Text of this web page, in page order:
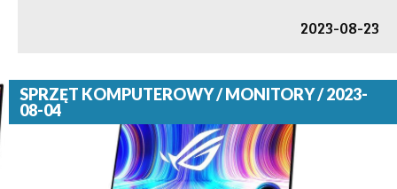
2023-08-23
SPRZĘT KOMPUTEROWY / MONITORY / 2023-
08-04